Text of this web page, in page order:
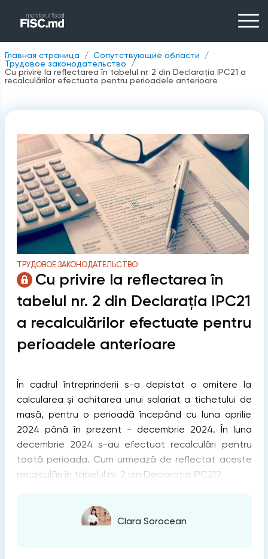
Главная страница
Сопутствующие области
Трудовое законодательство
Cu privire la reflectarea în tabelul nr. 2 din Declarația IPC21 a
recalculărilor efectuate pentru perioadele anterioare
ТРУДОВОЕ ЗАКОНОДАТЕЛЬСТВО
Cu privire la reflectarea în
tabelul nr. 2 din Declarația IPC21
a recalculărilor efectuate pentru
perioadele anterioare
În cadrul întreprinderii s-a depistat o omitere la
calcularea și achitarea unui salariat a tichetului de
masă, pentru o perioadă începând cu luna aprilie
2024 până în prezent - decembrie 2024. În luna
decembrie 2024 s-au efectuat recalculări pentru
toată perioada. Cum urmează de reflectat aceste
recalculări în tabelul nr. 2 din Declarația IPC21?
Clara Sorocean